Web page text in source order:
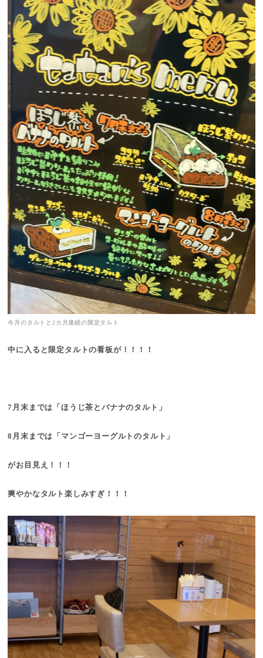
今月のタルトと2カ月連続の限定タルト
中に入ると限定タルトの看板が！！！！
7月末までは「ほうじ茶とバナナのタルト」
8月末までは「マンゴーヨーグルトのタルト」
がお目見え！！！
爽やかなタルト楽しみすぎ！！！